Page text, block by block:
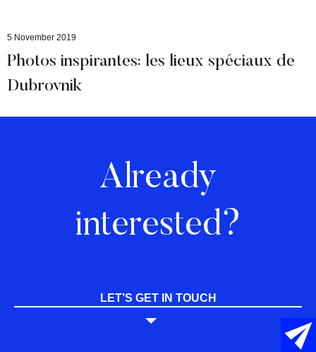
5 November 2019
Photos inspirantes: les lieux spéciaux de
Dubrovnik
Already
interested?
LET’S GET IN TOUCH